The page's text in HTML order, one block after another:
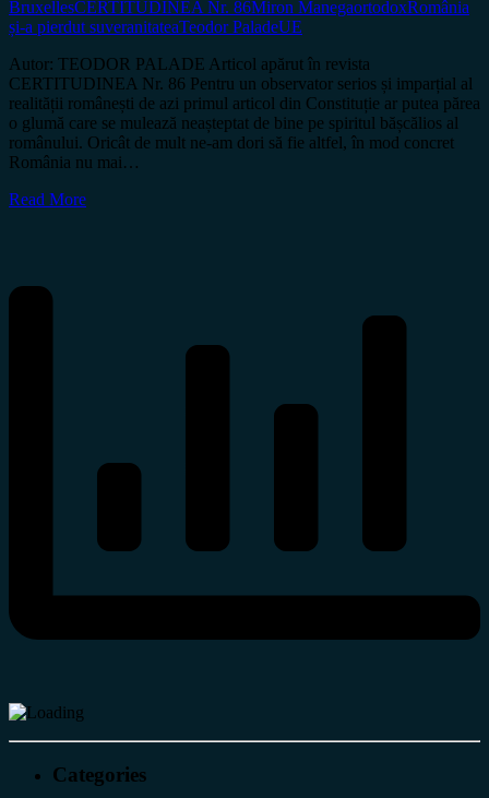
BruxellesCERTITUDINEA Nr. 86Miron ManegaortodoxRomânia
și-a pierdut suveranitateaTeodor PaladeUE
Autor: TEODOR PALADE Articol apărut în revista
CERTITUDINEA Nr. 86 Pentru un observator serios și imparțial al
realității românești de azi primul articol din Constituție ar putea părea
o glumă care se mulează neașteptat de bine pe spiritul bășcălios al
românului. Oricât de mult ne-am dori să fie altfel, în mod concret
România nu mai…
Read More
Categories